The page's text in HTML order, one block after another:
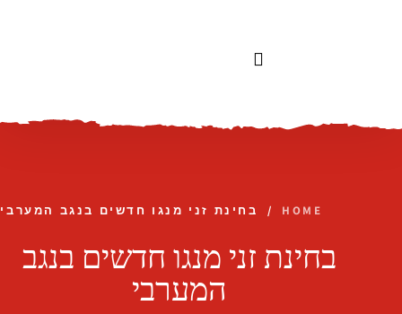
HOME
/ בחינת זני מנגו חדשים בנגב המערבי
בחינת זני מנגו חדשים בנגב
המערבי